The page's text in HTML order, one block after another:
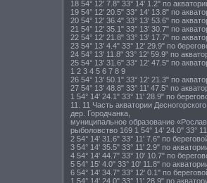
18 54° 12' 7.8" 33° 14' 1.2" по
19 54° 12' 20.5" 33° 14' 13.8" по
20 54° 12' 36.4" 33° 13' 53.6" по
21 54° 12' 35.1" 33° 13' 30.7" по
22 54° 12' 21.8" 33° 13' 17.7" по
23 54° 13' 4.4" 33° 12' 29.9" по
24 54° 13' 11.8" 33° 12' 59.9" по
25 54° 13' 31.6" 33° 12' 47.5" по
1 2 3 4 5 6 7 8 9
26 54° 13' 50.1" 33° 12' 21.3" по
27 54° 13' 48.8" 33° 11' 47.5" по
1 54° 14' 24.1" 33° 11' 28.9" по
11. 11 Часть акватории
дер. Городчанка,
муниципальное образование
рыболовство 169 1 54° 14' 24.0" 33°
2 54° 14' 31.6" 33° 11' 7.6" по
3 54° 14' 35.5" 33° 11' 2.9" по
4 54° 14' 44.7" 33° 10' 10.7" по
5 54° 15' 4.0" 33° 10' 11.8" по
6 54° 14' 34.7" 33° 12' 0.1" по
1 54° 14' 24.0" 33° 11' 28.9" по